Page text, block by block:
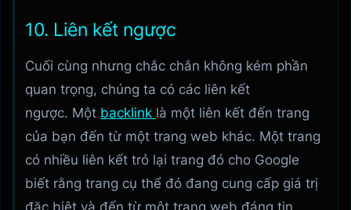
10. Liên kết ngược
Cuối cùng nhưng chắc chắn không kém phần
quan trọng, chúng ta có các liên kết
ngược. Một backlink là một liên kết đến trang
của bạn đến từ một trang web khác. Một trang
có nhiều liên kết trỏ lại trang đó cho Google
biết rằng trang cụ thể đó đang cung cấp giá trị
đặc biệt và đến từ một trang web đáng tin